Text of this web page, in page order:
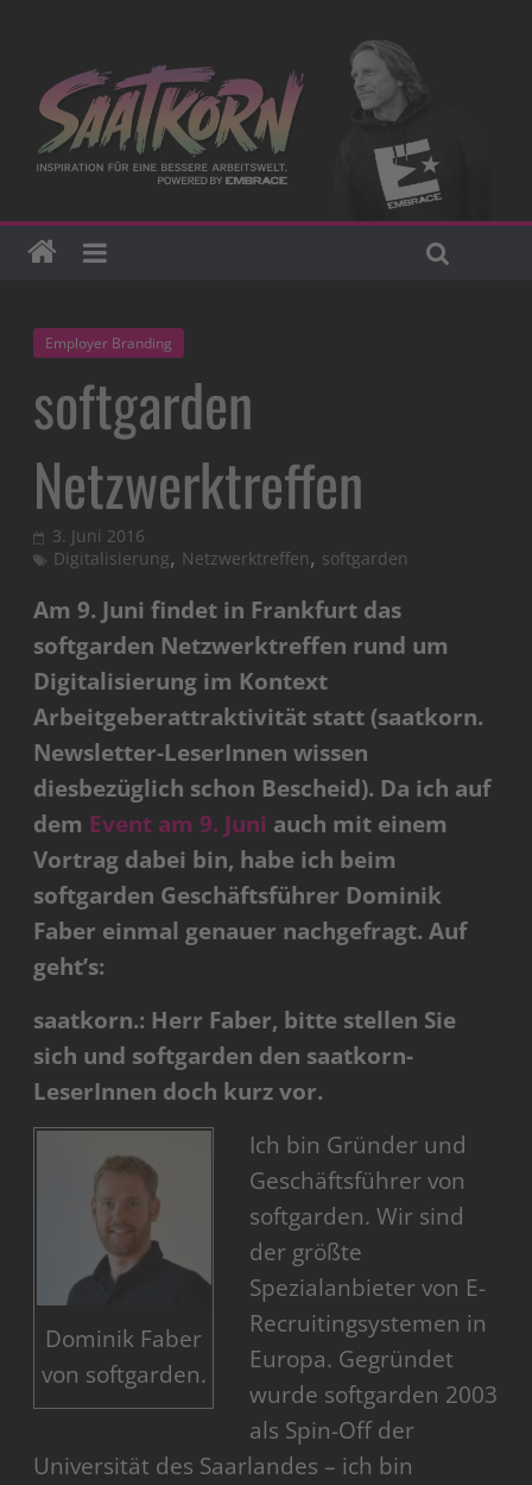
Employer Branding
softgarden
Netzwerktreffen
3. Juni 2016
Digitalisierung, Netzwerktreffen, softgarden
Am 9. Juni findet in Frankfurt das
softgarden Netzwerktreffen rund um
Digitalisierung im Kontext
Arbeitgeberattraktivität statt (saatkorn.
Newsletter-LeserInnen wissen
diesbezüglich schon Bescheid). Da ich auf
dem Event am 9. Juni auch mit einem
Vortrag dabei bin, habe ich beim
softgarden Geschäftsführer Dominik
Faber einmal genauer nachgefragt. Auf
geht’s:
saatkorn.: Herr Faber, bitte stellen Sie
sich und softgarden den saatkorn-
LeserInnen doch kurz vor.
Dominik Faber
von softgarden.
Ich bin Gründer und
Geschäftsführer von
softgarden. Wir sind
der größte
Spezialanbieter von E-
Recruitingsystemen in
Europa. Gegründet
wurde softgarden 2003
als Spin-Off der
Universität des Saarlandes – ich bin